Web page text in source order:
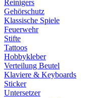
Reinigers
Gehörschutz
Klassische Spiele
Feuerwehr
Stifte
Tattoos
Hobbykleber
Verteilung Beutel
Klaviere & Keyboards
Sticker
Untersetzer